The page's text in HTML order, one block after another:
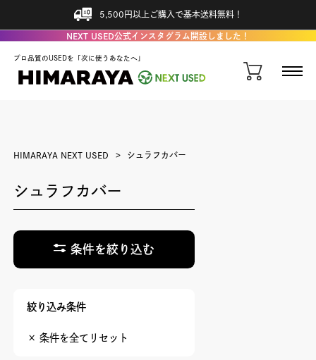
5,500円以上ご購入で基本送料無料！
NEXT USED公式インスタグラム開設しました！
プロ品質のUSEDを「次に使うあなたへ」
HIMARAYA NEXT USED シュラフカバー
シュラフカバー
条件を絞り込む
絞り込み条件
× 条件を全てリセット